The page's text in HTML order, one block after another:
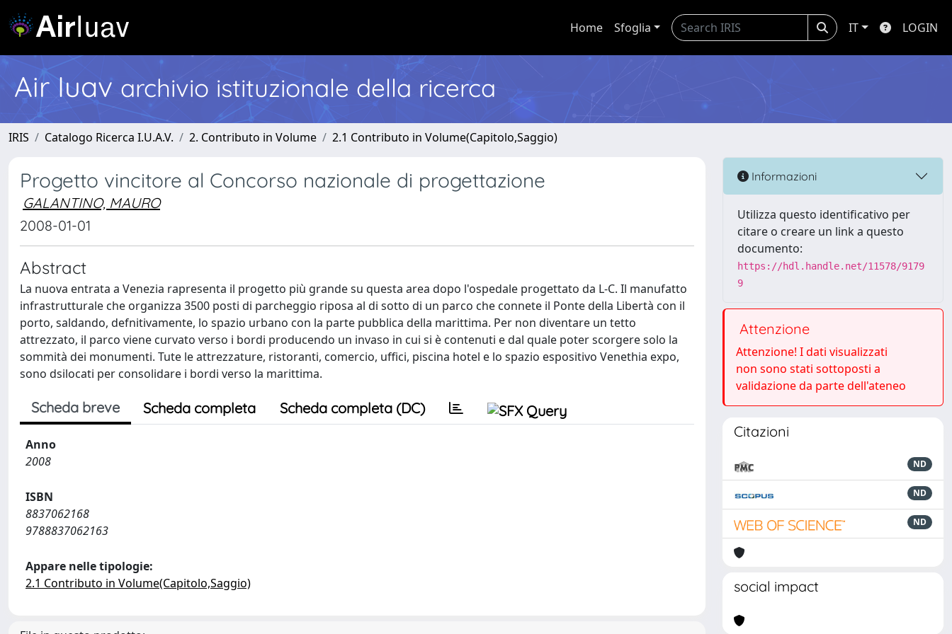
Home Sfoglia IT LOGIN
Air Iuav archivio istituzionale della ricerca
IRIS Catalogo Ricerca I.U.A.V. 2. Contributo in Volume 2.1 Contributo in Volume(Capitolo,Saggio)
Progetto vincitore al Concorso nazionale di progettazione
GALANTINO, MAURO
2008-01-01
Abstract
La nuova entrata a Venezia rapresenta il progetto più grande su questa area dopo l'ospedale progettato da L-C. Il manufatto
infrastrutturale che organizza 3500 posti di parcheggio riposa al di sotto di un parco che connete il Ponte della Libertà con il
porto, saldando, defnitivamente, lo spazio urbano con la parte pubblica della marittima. Per non diventare un tetto
attrezzato, il parco viene curvato verso i bordi producendo un invaso in cui si è contenuti e dal quale poter scorgere solo la
sommità dei monumenti. Tute le attrezzature, ristoranti, comercio, uffici, piscina hotel e lo spazio espositivo Venethia expo,
sono dsilocati per consolidare i bordi verso la marittima.
Scheda breve Scheda completa Scheda completa (DC)
Anno
2008
ISBN
8837062168
9788837062163
Appare nelle tipologie:
2.1 Contributo in Volume(Capitolo,Saggio)
Informazioni
Utilizza questo identificativo per
citare o creare un link a questo
documento:
https://hdl.handle.net/11578/9179
9
Attenzione
Attenzione! I dati visualizzati
non sono stati sottoposti a
validazione da parte dell'ateneo
Citazioni
ND
ND
ND
social impact